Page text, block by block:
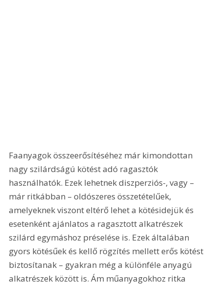
Faanyagok összeerősítéséhez már kimondottan
nagy szilárdságú kötést adó ragasztók
használhatók. Ezek lehetnek diszperziós-, vagy –
már ritkábban – oldószeres összetételűek,
amelyeknek viszont eltérő lehet a kötésidejük és
esetenként ajánlatos a ragasztott alkatrészek
szilárd egymáshoz préselése is. Ezek általában
gyors kötésűek és kellő rögzítés mellett erős kötést
biztosítanak – gyakran még a különféle anyagú
alkatrészek között is. Ám műanyagokhoz ritka